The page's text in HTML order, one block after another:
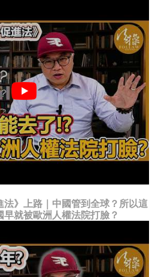
法》上路｜中國管到全球？所以這
就被歐洲人權法院打臉？